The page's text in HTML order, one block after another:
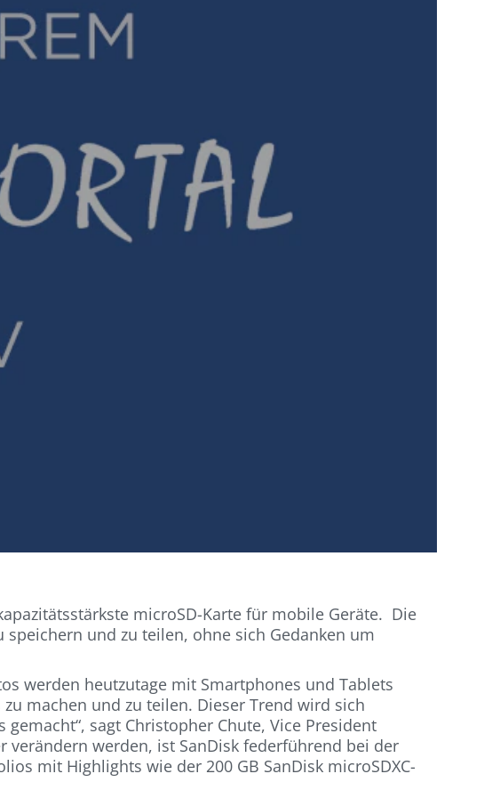
microSD-Karte für mobile Geräte. Die
und zu teilen, ohne sich Gedanken um
werden heutzutage mit Smartphones und Tablets
machen und zu teilen. Dieser Trend wird sich
sagt Christopher Chute, Vice President
werden, ist SanDisk federführend bei der
mit Highlights wie der 200 GB SanDisk microSDXC-